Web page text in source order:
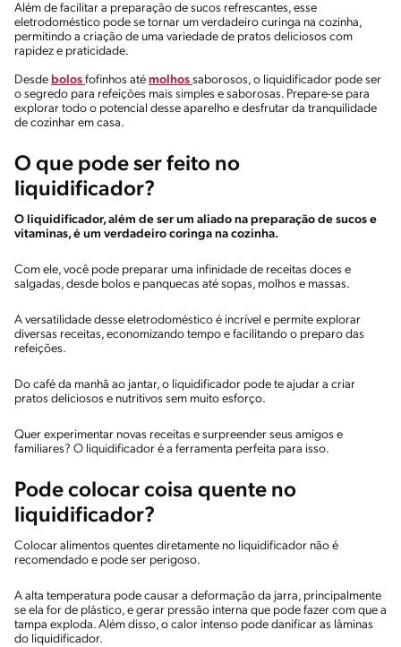
Além de facilitar a preparação de sucos refrescantes, esse
eletrodoméstico pode se tornar um verdadeiro curinga na cozinha,
permitindo a criação de uma variedade de pratos deliciosos com
rapidez e praticidade.
Desde bolos fofinhos até molhos saborosos, o liquidificador pode ser
o segredo para refeições mais simples e saborosas. Prepare-se para
explorar todo o potencial desse aparelho e desfrutar da tranquilidade
de cozinhar em casa.
O que pode ser feito no
liquidificador?
O liquidificador, além de ser um aliado na preparação de sucos e
vitaminas, é um verdadeiro coringa na cozinha.
Com ele, você pode preparar uma infinidade de receitas doces e
salgadas, desde bolos e panquecas até sopas, molhos e massas.
A versatilidade desse eletrodoméstico é incrível e permite explorar
diversas receitas, economizando tempo e facilitando o preparo das
refeições.
Do café da manhã ao jantar, o liquidificador pode te ajudar a criar
pratos deliciosos e nutritivos sem muito esforço.
Quer experimentar novas receitas e surpreender seus amigos e
familiares? O liquidificador é a ferramenta perfeita para isso.
Pode colocar coisa quente no
liquidificador?
Colocar alimentos quentes diretamente no liquidificador não é
recomendado e pode ser perigoso.
A alta temperatura pode causar a deformação da jarra, principalmente
se ela for de plástico, e gerar pressão interna que pode fazer com que a
tampa exploda. Além disso, o calor intenso pode danificar as lâminas
do liquidificador.